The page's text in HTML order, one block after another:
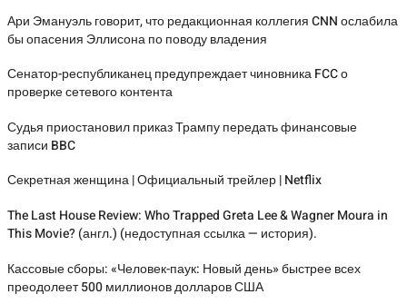
Ари Эмануэль говорит, что редакционная коллегия CNN ослабила
бы опасения Эллисона по поводу владения
Сенатор-республиканец предупреждает чиновника FCC о
проверке сетевого контента
Судья приостановил приказ Трампу передать финансовые
записи BBC
Секретная женщина | Официальный трейлер | Netflix
The Last House Review: Who Trapped Greta Lee & Wagner Moura in
This Movie? (англ.) (недоступная ссылка — история).
Кассовые сборы: «Человек-паук: Новый день» быстрее всех
преодолеет 500 миллионов долларов США